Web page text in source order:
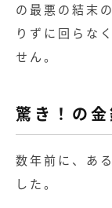
の最悪の結末
りずに回らな
せん。
驚き！の
数年前に、あ
した。